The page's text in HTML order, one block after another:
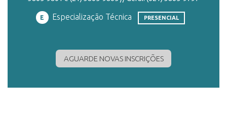
DOCUMENTOS
E Especialização Técnica PRESENCIAL
AGUARDE NOVAS INSCRIÇÕES